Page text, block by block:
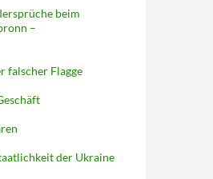
beim
–
falscher Flagge
der Ukraine